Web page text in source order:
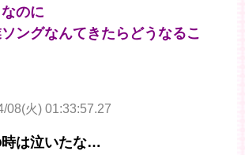
のに
ングなんてきたらどうなるこ
08(火) 01:33:57.27
は泣いたな…